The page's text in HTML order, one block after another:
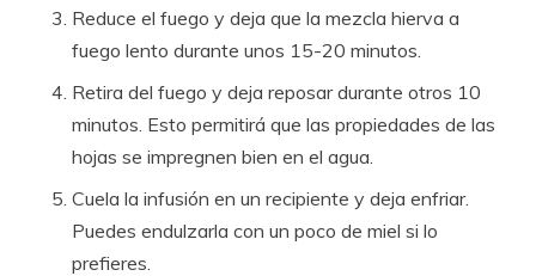
Reduce el fuego y deja que la mezcla hierva a
fuego lento durante unos 15-20 minutos.
Retira del fuego y deja reposar durante otros 10
minutos. Esto permitirá que las propiedades de las
hojas se impregnen bien en el agua.
Cuela la infusión en un recipiente y deja enfriar.
Puedes endulzarla con un poco de miel si lo
prefieres.